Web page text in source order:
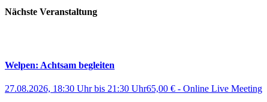
Nächste Veranstaltung
Welpen: Achtsam begleiten
27.08.2026, 18:30 Uhrbis 21:30 Uhr65,00 € - Online Live Meeting